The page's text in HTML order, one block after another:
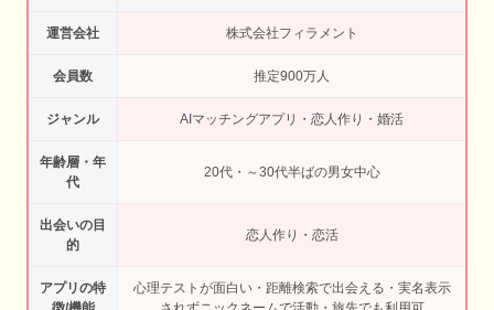
運営会社 株式会社フィラメント
会員数 推定900万人
ジャンル AIマッチングアプリ・恋人作り・婚活
年齢層・年
代
20代・～30代半ばの男女中心
出会いの目
的
恋人作り・恋活
アプリの特
心理テストが面白い・距離検索で出会える・実名表示